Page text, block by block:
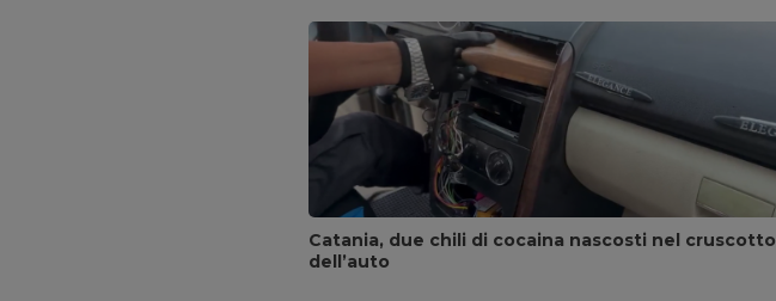
Catania, due chili di cocaina nascosti nel cruscotto
dell’auto